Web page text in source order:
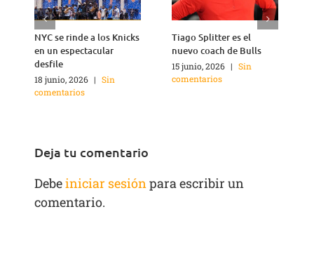
NYC se rinde a los Knicks
en un espectacular
desfile
18 junio, 2026 | Sin
comentarios
Tiago Splitter es el
nuevo coach de Bulls
15 junio, 2026 | Sin
comentarios
Deja tu comentario
Debeiniciar sesiónpara escribir un
comentario.